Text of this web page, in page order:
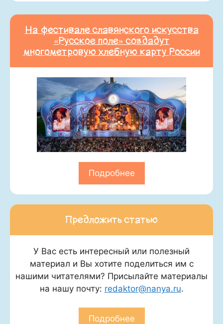
На фестивале славянского искусства
«Русское поле» создадут
многометровую хлебную карту России
Подробнее
Предложить статью
У Вас есть интересный или полезный
материал и Вы хотите поделиться им с
нашими читателями? Присылайте материалы
на нашу почту: redaktor@nanya.ru.
Подробнее